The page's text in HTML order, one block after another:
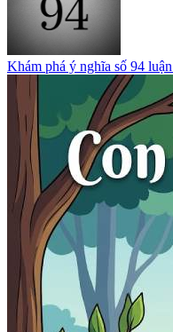
Khám phá ý nghĩa số 94